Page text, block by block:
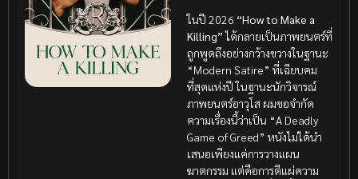
ในปี 2026 “How to Make a
Killing”ได้กลายเป็นภาพยนตร์ที่
ถูกพูดถึงอย่างกว้างขวางในฐานะ
“Modern Satire” ที่เฉียบคม
ที่สุดแห่งปี ในฐานะนักวิจารณ์
ภาพยนตร์อาวุโส ผมขอจำกัด
ความเรื่องนี้ว่าเป็น “A Deadly
Game of Greed” หนังไม่ได้นำ
เสนอเพียงแค่การวางแผน
ฆาตกรรม แต่คือการตีแผ่ความ